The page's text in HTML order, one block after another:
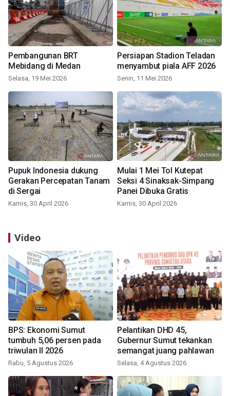
Pembangunan BRT
Mebidang di Medan
Selasa, 19 Mei 2026
Persiapan Stadion Teladan
menyambut piala AFF 2026
Senin, 11 Mei 2026
Pupuk Indonesia dukung
Gerakan Percepatan Tanam
di Sergai
Kamis, 30 April 2026
Mulai 1 Mei Tol Kutepat
Seksi 4 Sinaksak-Simpang
Panei Dibuka Gratis
Kamis, 30 April 2026
Video
BPS: Ekonomi Sumut
tumbuh 5,06 persen pada
triwulan II 2026
Rabu, 5 Agustus 2026
Pelantikan DHD 45,
Gubernur Sumut tekankan
semangat juang pahlawan
Selasa, 4 Agustus 2026